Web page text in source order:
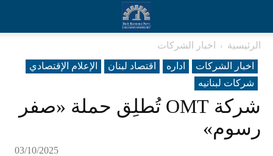
الرئيسية
اخبار الشركات
اخبار الشركات
اداره اقتصاد لبنان
الإعلام الإقتصادي
شرکات لبنانیه
شركة OMT تُطلِق حملة «صفر
رسوم»
03/10/2025